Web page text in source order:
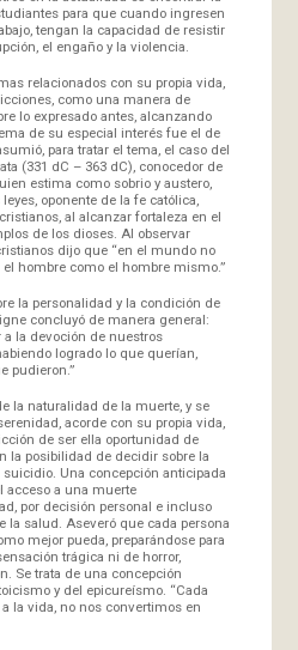
para que cuando ingresen
tengan la capacidad de resistir
el engaño y la violencia.
relacionados con su propia vida,
como una manera de
lo expresado antes, alcanzando
de su especial interés fue el de
para tratar el tema, el caso del
(331 dC – 363 dC), conocedor de
estima como sobrio y austero,
oponente de la fe católica,
al alcanzar fortaleza en el
de los dioses. Al observar
dijo que “en el mundo no
hombre como el hombre mismo.”
la personalidad y la condición de
concluyó de manera general:
a la devoción de nuestros
logrado lo que querían,
pudieron.”
la naturalidad de la muerte, y se
acorde con su propia vida,
de ser ella oportunidad de
la posibilidad de decidir sobre la
Una concepción anticipada
acceso a una muerte
por decisión personal e incluso
la salud. Aseveró que cada persona
mejor pueda, preparándose para
trágica ni de horror,
Se trata de una concepción
y del epicureísmo. “Cada
la vida, no nos convertimos en